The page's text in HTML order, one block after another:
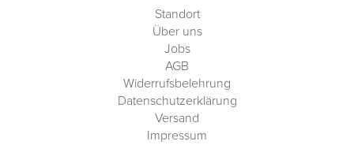
Standort
Über uns
Jobs
AGB
Widerrufsbelehrung
Datenschutzerklärung
Versand
Impressum